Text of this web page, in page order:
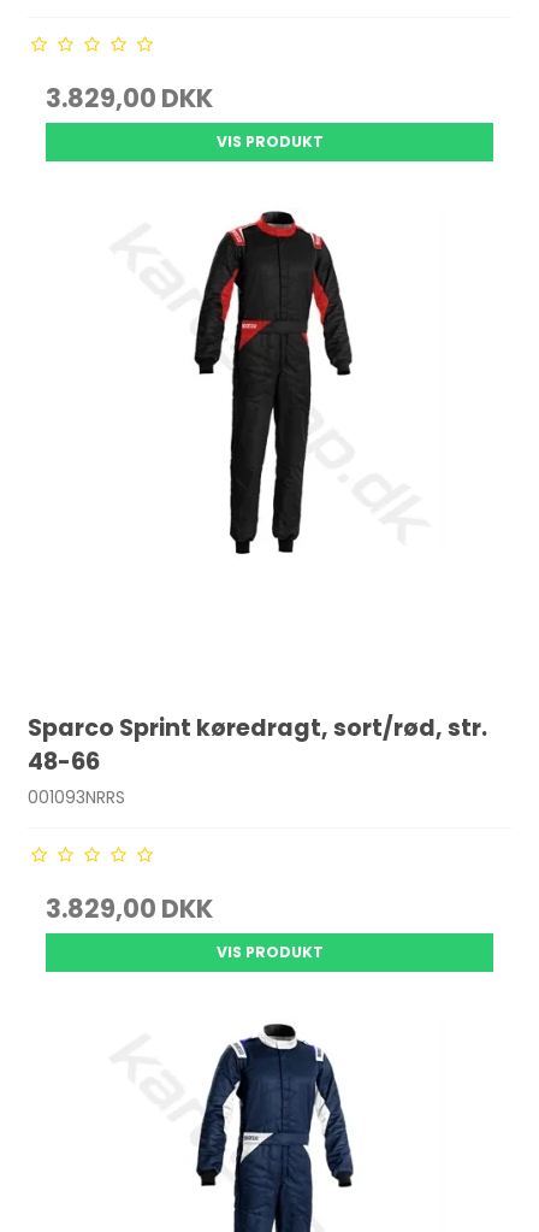
3.829,00 DKK
VIS PRODUKT
Sparco Sprint køredragt, sort/rød, str.
48-66
001093NRRS
3.829,00 DKK
VIS PRODUKT